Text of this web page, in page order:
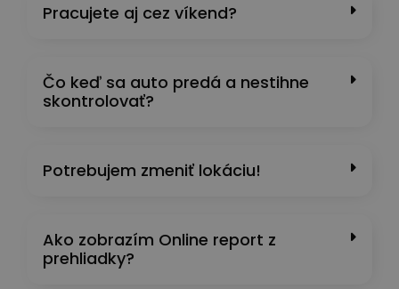
Pracujete aj cez víkend?
Čo keď sa auto predá a nestihne
skontrolovať?
Potrebujem zmeniť lokáciu!
Ako zobrazím Online report z
prehliadky?